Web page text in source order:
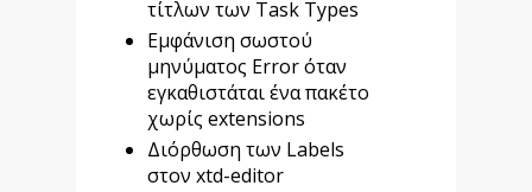
τίτλων των Task Types
Εμφάνιση σωστού
μηνύματος Error όταν
εγκαθιστάται ένα πακέτο
χωρίς extensions
Διόρθωση των Labels
στον xtd-editor